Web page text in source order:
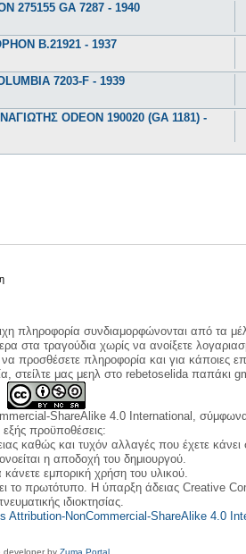
275155 GA 7287 - 1940
B.21921 - 1937
7203-F - 1939
ODEON 190020 (GA 1181) -
πληροφορία συνδιαμορφώνονται από τα
στα τραγούδια χωρίς να ανοίξετε
προσθέσετε πληροφορία και για κάποιες
στείλτε μας μεηλ στο rebetoselida παπάκι
ShareAlike 4.0 International, σύμφωνα
εξής προϋποθέσεις:
καθώς και τυχόν αλλαγές που έχετε
η αποδοχή του δημιουργού.
εμπορική χρήση του υλικού.
το πρωτότυπο. Η ύπαρξη άδειας Creative
ιδιοκτησίας.
Attribution-NonCommercial-ShareAlike 4.0
developer by Zuma Portal